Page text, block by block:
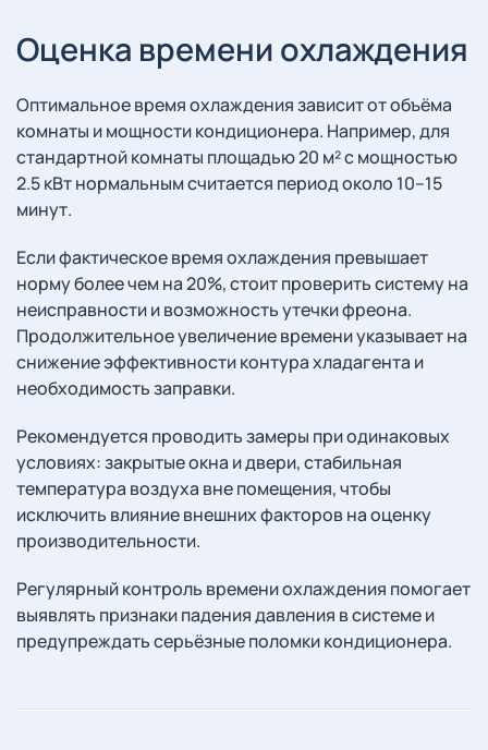
Оценка времени охлаждения
Оптимальное время охлаждения зависит от объёма
комнаты и мощности кондиционера. Например, для
стандартной комнаты площадью 20 м² с мощностью
2.5 кВт нормальным считается период около 10–15
минут.
Если фактическое время охлаждения превышает
норму более чем на 20%, стоит проверить систему на
неисправности и возможность утечки фреона.
Продолжительное увеличение времени указывает на
снижение эффективности контура хладагента и
необходимость заправки.
Рекомендуется проводить замеры при одинаковых
условиях: закрытые окна и двери, стабильная
температура воздуха вне помещения, чтобы
исключить влияние внешних факторов на оценку
производительности.
Регулярный контроль времени охлаждения помогает
выявлять признаки падения давления в системе и
предупреждать серьёзные поломки кондиционера.